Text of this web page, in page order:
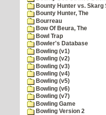
Bounty Hunter vs. Skarg
Bounty Hunter, The
Bourreau
Bow Of Beura, The
Bowl Trap
Bowler's Database
Bowling (v1)
Bowling (v2)
Bowling (v3)
Bowling (v4)
Bowling (v5)
Bowling (v6)
Bowling (v7)
Bowling Game
Bowling Version 2